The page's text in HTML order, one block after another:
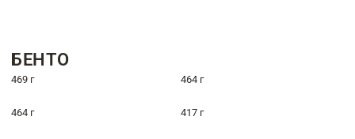
БЕНТО
469 г 464 г
464 г 417 г